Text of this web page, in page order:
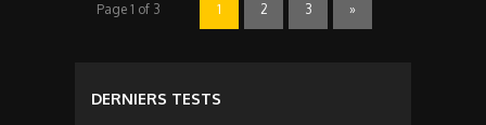
Page 1 of 3
1 2 3 »
DERNIERS TESTS